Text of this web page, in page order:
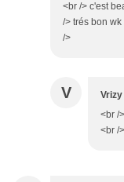
<br /> c'est
/> trés bon
/>
V
<br /
<br />